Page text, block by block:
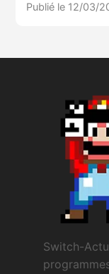
Publié le 12/03/
Switch-